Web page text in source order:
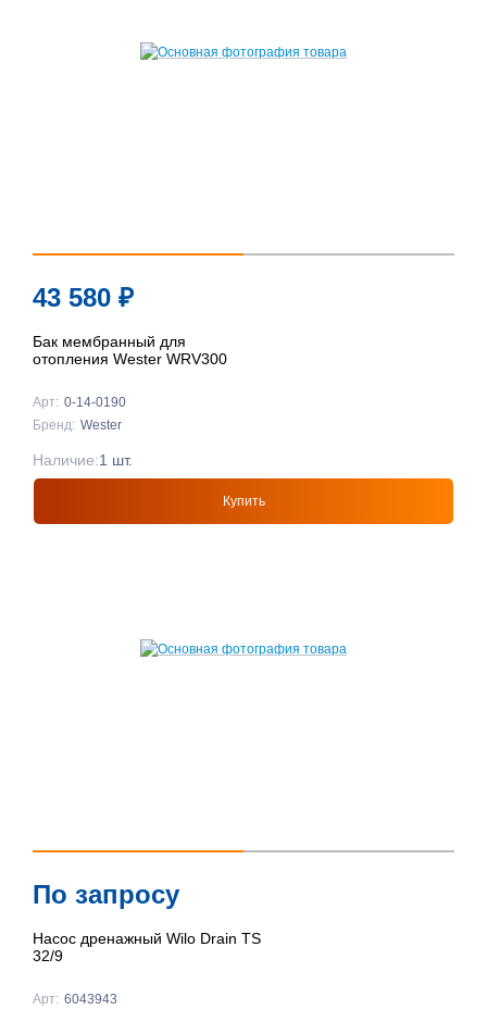
43 580 ₽
Бак мембранный для
отопления Wester WRV300
Арт: 0-14-0190
Бренд: Wester
Купить
Наличие:1 шт.
По запросу
Насос дренажный Wilo Drain TS
32/9
Арт: 6043943